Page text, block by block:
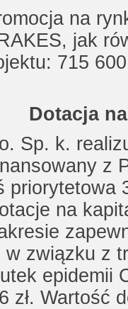
na
jak
715
Dotacja
Sp. k.
z
priorytetowa
na
w związku z
epidemii
zł. Wartość